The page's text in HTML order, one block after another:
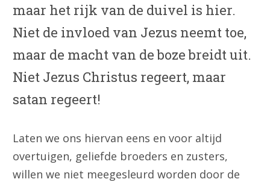
maar het rijk van de duivel is hier.
Niet de invloed van Jezus neemt toe,
maar de macht van de boze breidt uit.
Niet Jezus Christus regeert, maar
satan regeert!
Laten we ons hiervan eens en voor altijd
overtuigen, geliefde broeders en zusters,
willen we niet meegesleurd worden door de